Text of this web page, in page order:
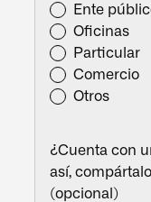
Ente
Oficinas
Particular
Comercio
Otros
¿Cuenta con
así,
(opcional)